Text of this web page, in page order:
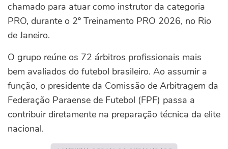
chamado para atuar como instrutor da categoria
PRO, durante o 2º Treinamento PRO 2026, no Rio
de Janeiro.
O grupo reúne os 72 árbitros profissionais mais
bem avaliados do futebol brasileiro. Ao assumir a
função, o presidente da Comissão de Arbitragem da
Federação Paraense de Futebol (FPF) passa a
contribuir diretamente na preparação técnica da elite
nacional.